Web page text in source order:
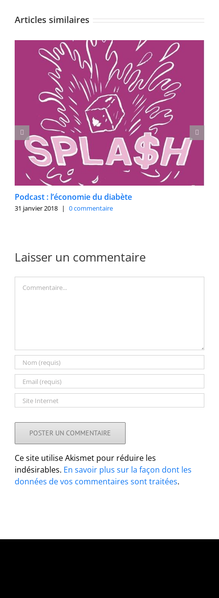
Articles similaires
Podcast : l’économie du diabète
31 janvier 2018 | 0 commentaire
Laisser un commentaire
Ce site utilise Akismet pour réduire les
indésirables. En savoir plus sur la façon dont les
données de vos commentaires sont traitées.